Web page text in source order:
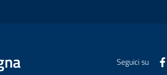
Seguici su